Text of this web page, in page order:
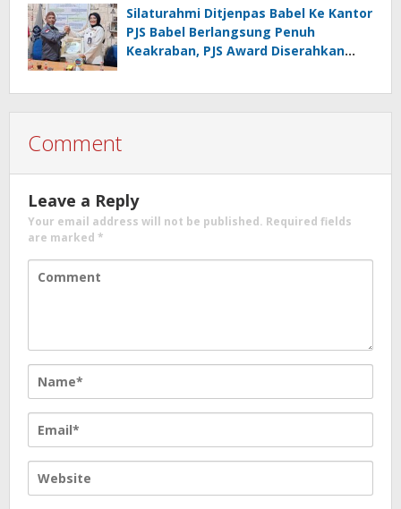
Silaturahmi Ditjenpas Babel Ke Kantor
PJS Babel Berlangsung Penuh
Keakraban, PJS Award Diserahkan
Comment
Leave a Reply
Your email address will not be published. Required fields
are marked *